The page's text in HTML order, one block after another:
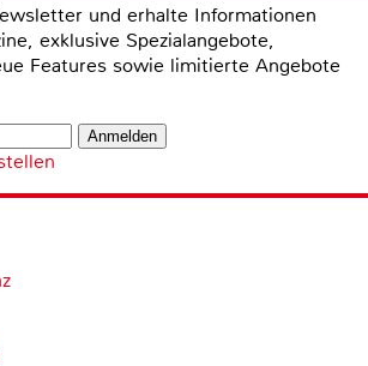
und erhalte Informationen
exklusive Spezialangebote,
Features sowie limitierte Angebote